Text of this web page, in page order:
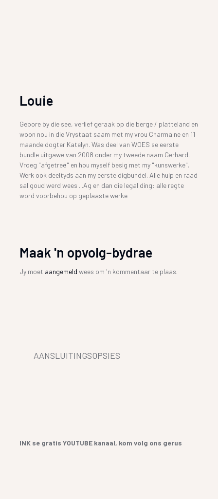
Louie
Gebore by die see, verlief geraak op die berge / platteland en
woon nou in die Vrystaat saam met my vrou Charmaine en 11
maande dogter Katelyn. Was deel van WOES se eerste
bundle uitgawe van 2008 onder my tweede naam Gerhard.
Vroeg "afgetreë" en hou myself besig met my "kunswerke".
Werk ook deeltyds aan my eerste digbundel. Alle hulp en raad
sal goud werd wees ...Ag en dan die legal ding: alle regte
word voorbehou op geplaaste werke
Maak 'n opvolg-bydrae
Jy moet aangemeld wees om 'n kommentaar te plaas.
AANSLUITINGSOPSIES
INK se gratis YOUTUBE kanaal, kom volg ons gerus